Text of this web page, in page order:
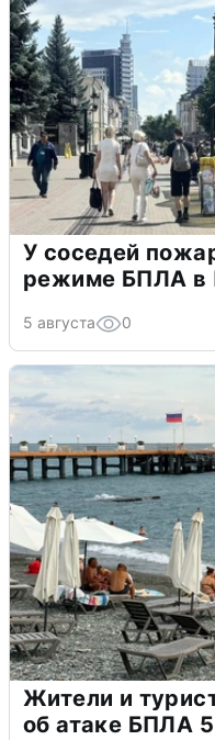
У соседей
режиме БПЛА в
5 августа 0
Жители и
об атаке БПЛА 5